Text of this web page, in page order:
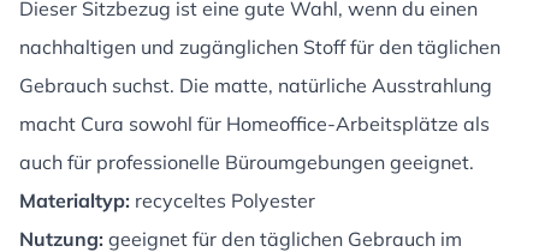
Dieser Sitzbezug ist eine gute Wahl, wenn du einen
nachhaltigen und zugänglichen Stoff für den täglichen
Gebrauch suchst. Die matte, natürliche Ausstrahlung
macht Cura sowohl für Homeoffice-Arbeitsplätze als
auch für professionelle Büroumgebungen geeignet.
Materialtyp: recyceltes Polyester
Nutzung: geeignet für den täglichen Gebrauch im